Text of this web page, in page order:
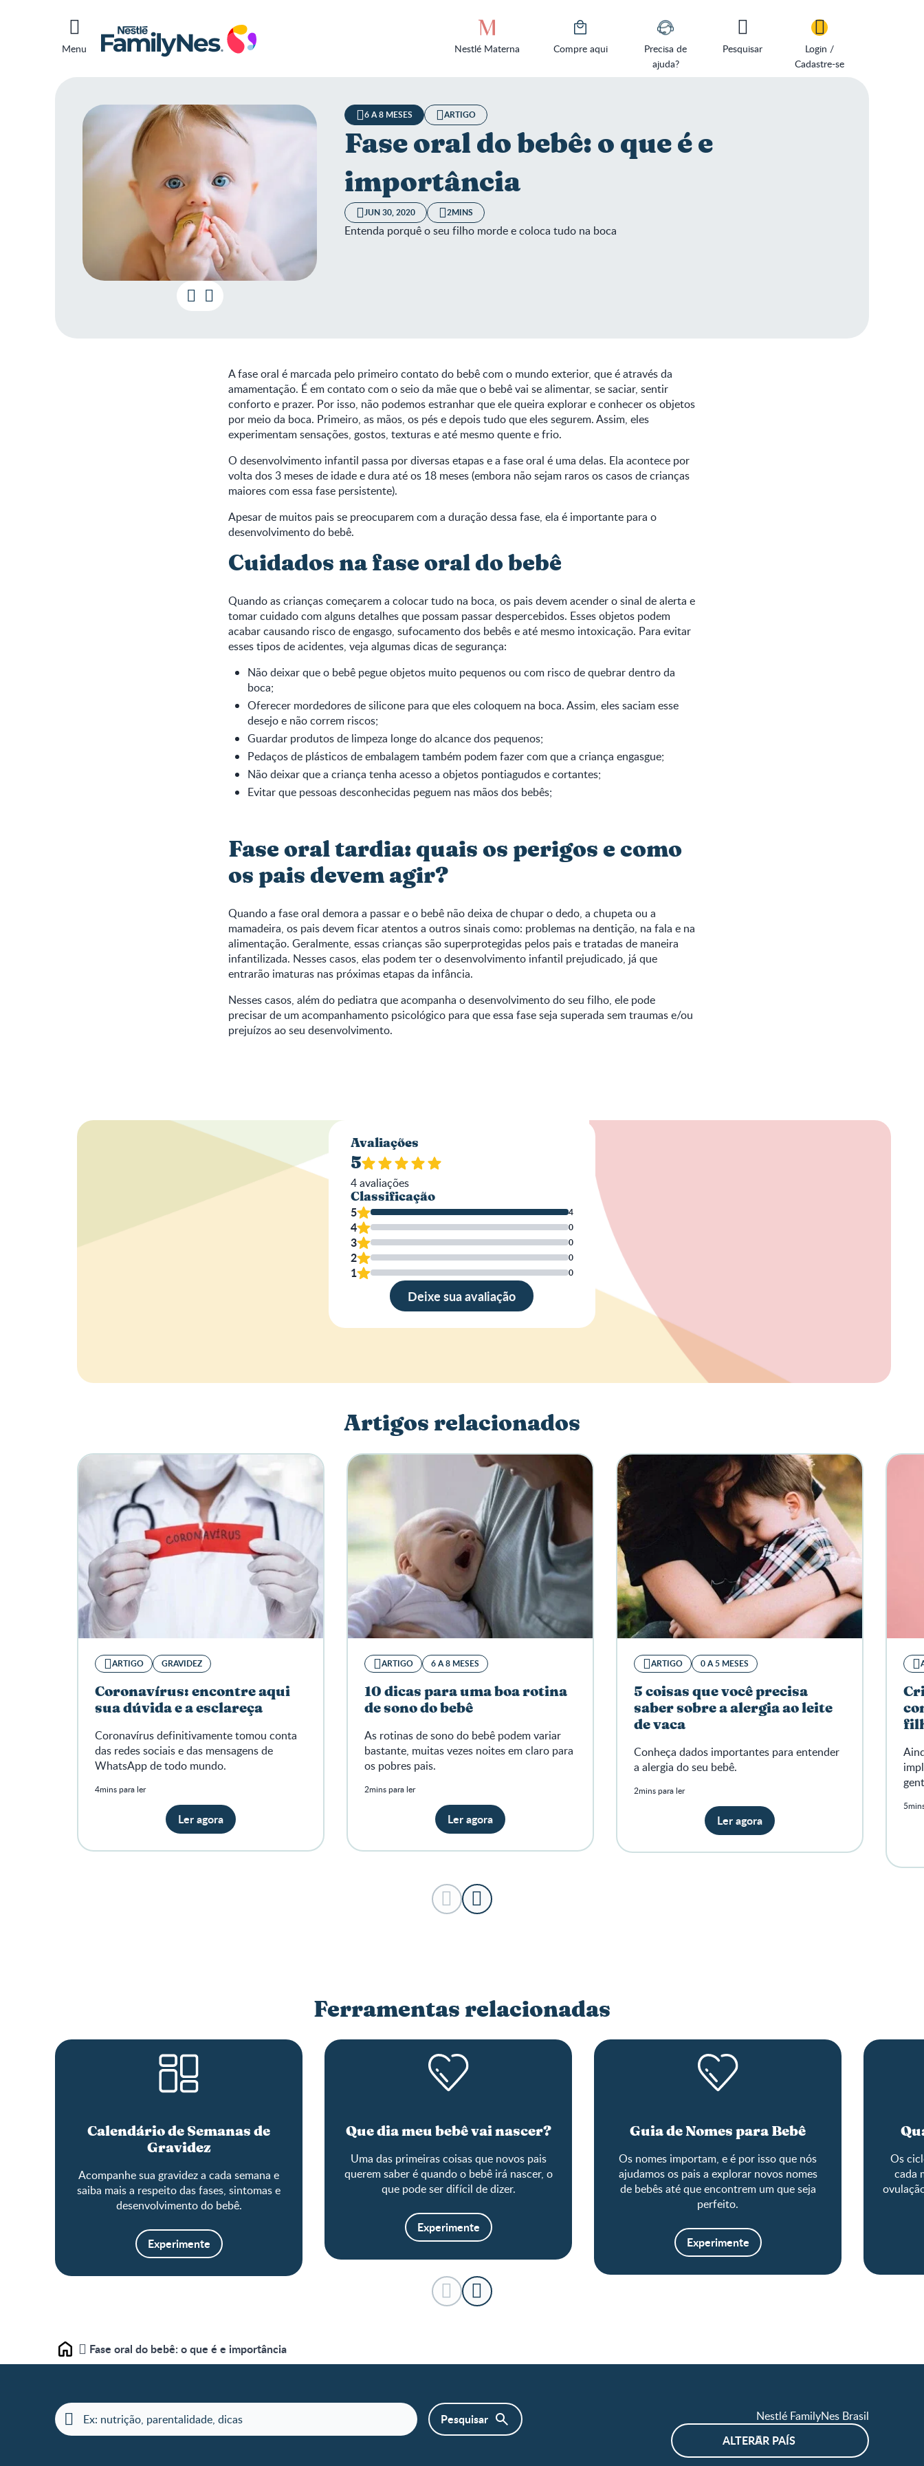
Menu Nestlé Materna Compre aqui
Precisa de
ajuda?
Pesquisar
Login /
Cadastre-se
6 A 8 MESES ARTIGO
Fase oral do bebê: o que é e
importância
JUN 30, 2020 2MINS
Entenda porquê o seu filho morde e coloca tudo na boca
A fase oral é marcada pelo primeiro contato do bebê com o mundo exterior, que é através da
amamentação. É em contato com o seio da mãe que o bebê vai se alimentar, se saciar, sentir
conforto e prazer. Por isso, não podemos estranhar que ele queira explorar e conhecer os objetos
por meio da boca. Primeiro, as mãos, os pés e depois tudo que eles segurem. Assim, eles
experimentam sensações, gostos, texturas e até mesmo quente e frio.
O desenvolvimento infantil passa por diversas etapas e a fase oral é uma delas. Ela acontece por
volta dos 3 meses de idade e dura até os 18 meses (embora não sejam raros os casos de crianças
maiores com essa fase persistente).
Apesar de muitos pais se preocuparem com a duração dessa fase, ela é importante para o
desenvolvimento do bebê.
Cuidados na fase oral do bebê
Quando as crianças começarem a colocar tudo na boca, os pais devem acender o sinal de alerta e
tomar cuidado com alguns detalhes que possam passar despercebidos. Esses objetos podem
acabar causando risco de engasgo, sufocamento dos bebês e até mesmo intoxicação. Para evitar
esses tipos de acidentes, veja algumas dicas de segurança:
Não deixar que o bebê pegue objetos muito pequenos ou com risco de quebrar dentro da
boca;
Oferecer mordedores de silicone para que eles coloquem na boca. Assim, eles saciam esse
desejo e não correm riscos;
Guardar produtos de limpeza longe do alcance dos pequenos;
Pedaços de plásticos de embalagem também podem fazer com que a criança engasgue;
Não deixar que a criança tenha acesso a objetos pontiagudos e cortantes;
Evitar que pessoas desconhecidas peguem nas mãos dos bebês;
Fase oral tardia: quais os perigos e como
os pais devem agir?
Quando a fase oral demora a passar e o bebê não deixa de chupar o dedo, a chupeta ou a
mamadeira, os pais devem ficar atentos a outros sinais como: problemas na dentição, na fala e na
alimentação. Geralmente, essas crianças são superprotegidas pelos pais e tratadas de maneira
infantilizada. Nesses casos, elas podem ter o desenvolvimento infantil prejudicado, já que
entrarão imaturas nas próximas etapas da infância.
Nesses casos, além do pediatra que acompanha o desenvolvimento do seu filho, ele pode
precisar de um acompanhamento psicológico para que essa fase seja superada sem traumas e/ou
prejuízos ao seu desenvolvimento.
Avaliações
5
4avaliações
Classificação
5 4
4 0
3 0
2 0
1 0
Deixe sua avaliação
Nome
Escreva
opinião
Artigos relacionados
ARTIGO GRAVIDEZ
Coronavírus: encontre aqui
sua dúvida e a esclareça
Coronavírus definitivamente tomou conta
das redes sociais e das mensagens de
WhatsApp de todo mundo.
4mins para ler
Ler agora
ARTIGO 6 A 8 MESES
10 dicas para uma boa rotina
de sono do bebê
As rotinas de sono do bebê podem variar
bastante, muitas vezes noites em claro para
os pobres pais.
2mins para ler
Ler agora
ARTIGO 0 A 5 MESES
5 coisas que você precisa
saber sobre a alergia ao leite
de vaca
Conheça dados importantes para entender
a alergia do seu bebê.
2mins para ler
Ler agora
Ferramentas relacionadas
Calendário de Semanas de
Gravidez
Acompanhe sua gravidez a cada semana e
saiba mais a respeito das fases, sintomas e
desenvolvimento do bebê.
Experimente
Que dia meu bebê vai nascer?
Uma das primeiras coisas que novos pais
querem saber é quando o bebê irá nascer, o
que pode ser difícil de dizer.
Experimente
Guia de Nomes para Bebê
Os nomes importam, e é por isso que nós
ajudamos os pais a explorar novos nomes
de bebês até que encontrem um que seja
perfeito.
Experimente
Os
cada
Home Fase oral do bebê: o que é e importância
Nestlé FamilyNes Brasil
ALTERAR PAÍS